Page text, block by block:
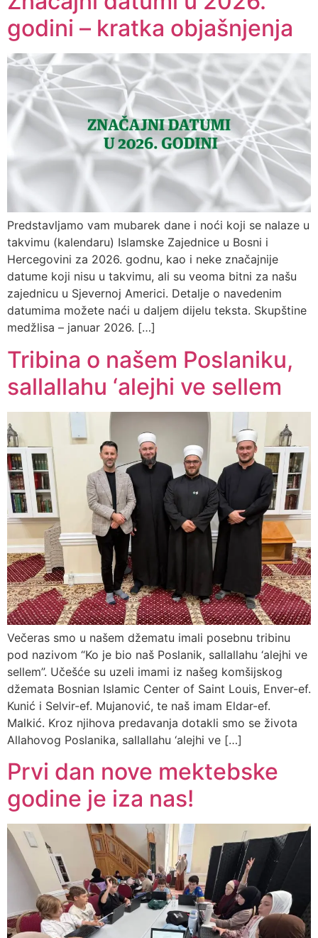
godini – kratka objašnjenja
Predstavljamo vam mubarek dane i noći koji se nalaze u
takvimu (kalendaru) Islamske Zajednice u Bosni i
Hercegovini za 2026. godnu, kao i neke značajnije
datume koji nisu u takvimu, ali su veoma bitni za našu
zajednicu u Sjevernoj Americi. Detalje o navedenim
datumima možete naći u daljem dijelu teksta. Skupštine
medžlisa – januar 2026. […]
Tribina o našem Poslaniku,
sallallahu ‘alejhi ve sellem
Večeras smo u našem džematu imali posebnu tribinu
pod nazivom “Ko je bio naš Poslanik, sallallahu ‘alejhi ve
sellem”. Učešće su uzeli imami iz našeg komšijskog
džemata Bosnian Islamic Center of Saint Louis, Enver-ef.
Kunić i Selvir-ef. Mujanović, te naš imam Eldar-ef.
Malkić. Kroz njihova predavanja dotakli smo se života
Allahovog Poslanika, sallallahu ‘alejhi ve […]
Prvi dan nove mektebske
godine je iza nas!